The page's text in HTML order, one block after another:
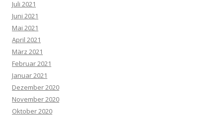
Juli 2021
Juni 2021
Mai 2021
April 2021
März 2021
Februar 2021
Januar 2021
Dezember 2020
November 2020
Oktober 2020